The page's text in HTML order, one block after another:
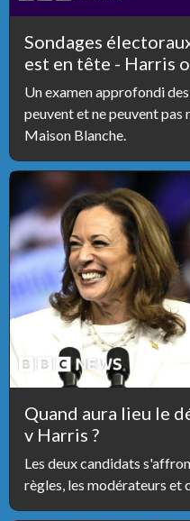
Sondages
est en tête - Harris
Un examen approfondi
peuvent et ne peuvent
Maison Blanche.
Quand aura lieu le
v Harris ?
Les deux candidats
règles, les modérateurs et